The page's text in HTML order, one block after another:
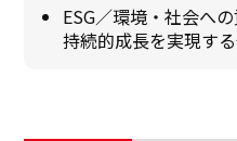
ESG／環境・社会へ
持続的成長を実現す